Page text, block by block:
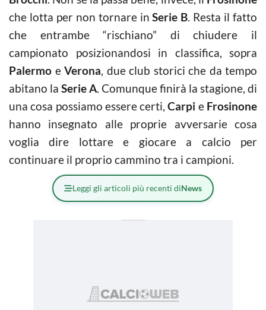
che lotta per non tornare inSerie B. Resta il fatto
che entrambe “rischiano” di chiudere il
campionato posizionandosi in classifica, sopra
Palermo e Verona, due club storici che da tempo
abitano la Serie A. Comunque finirà la stagione, di
una cosa possiamo essere certi,Carpi e Frosinone
hanno insegnato alle proprie avversarie cosa
voglia dire lottare e giocare a calcio per
continuare il proprio cammino tra i campioni.
Leggi gli articoli più recenti diNews